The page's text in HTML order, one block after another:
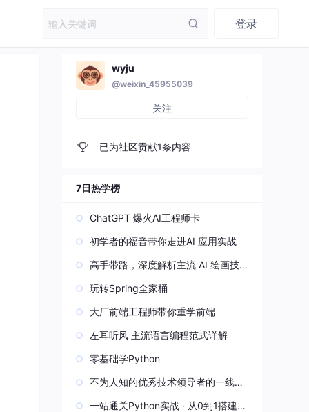
登录
wyju
@weixin_45955039
关注
已为社区贡献1条内容
7日热学榜
ChatGPT 爆火AI工程师卡
初学者的福音带你走进AI 应用实战
高手带路，深度解析主流 AI 绘画技
术原理
玩转Spring全家桶
大厂前端工程师带你重学前端
左耳听风 主流语言编程范式详解
零基础学Python
不为人知的优秀技术领导者的一线实
一站通关Python实战 · 从0到1搭建直